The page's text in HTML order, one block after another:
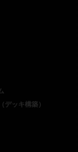
デッキ構築）